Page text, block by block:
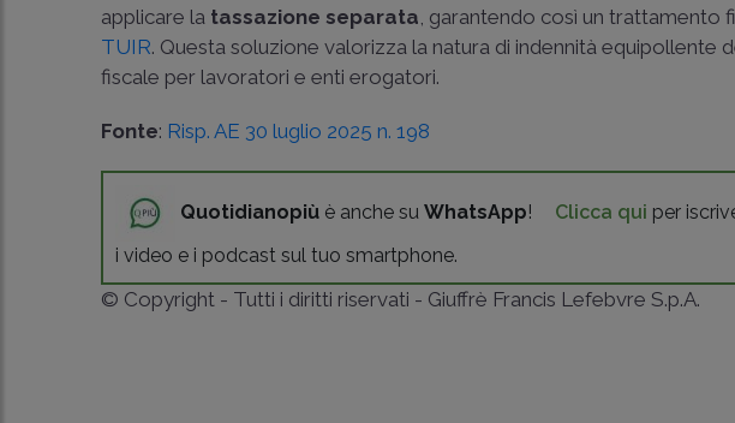
applicare la tassazione separata, garantendo così un trattamento
TUIR. Questa soluzione valorizza la natura di indennità equipollente
fiscale per lavoratori e enti erogatori.
Fonte: Risp. AE 30 luglio 2025 n. 198
Quotidianopiù è anche suWhatsApp! Clicca qui per
i video e i podcast sul tuo smartphone.
© Copyright - Tutti i diritti riservati - Giuffrè Francis Lefebvre S.p.A.